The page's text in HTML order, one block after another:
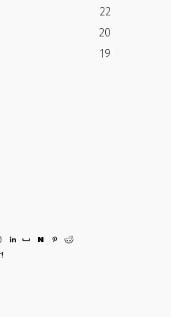
22
20
19